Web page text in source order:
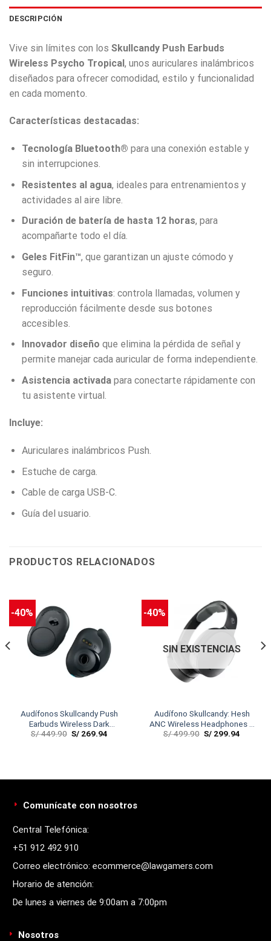
DESCRIPCIÓN
Vive sin límites con los Skullcandy Push Earbuds
Wireless Psycho Tropical, unos auriculares inalámbricos
diseñados para ofrecer comodidad, estilo y funcionalidad
en cada momento.
Características destacadas:
Tecnología Bluetooth® para una conexión estable y
sin interrupciones.
Resistentes al agua, ideales para entrenamientos y
actividades al aire libre.
Duración de batería de hasta 12 horas, para
acompañarte todo el día.
Geles FitFin™, que garantizan un ajuste cómodo y
seguro.
Funciones intuitivas: controla llamadas, volumen y
reproducción fácilmente desde sus botones
accesibles.
Innovador diseño que elimina la pérdida de señal y
permite manejar cada auricular de forma independiente.
Asistencia activadapara conectarte rápidamente con
tu asistente virtual.
Incluye:
Auriculares inalámbricos Push.
Estuche de carga.
Cable de carga USB-C.
Guía del usuario.
PRODUCTOS RELACIONADOS
-40%
Audífonos Skullcandy Push
Earbuds Wireless Dark
Gray/Black
S/449.90 S/ 269.94
-40%
SIN EXISTENCIAS
Audífono Skullcandy: Hesh
ANC Wireless Headphones –
Black
S/499.90 S/ 299.94
Comunícate con nosotros
Central Telefónica:
+51 912 492 910
Correo electrónico: ecommerce@lawgamers.com
Horario de atención:
De lunes a viernes de 9:00am a 7:00pm
Nosotros